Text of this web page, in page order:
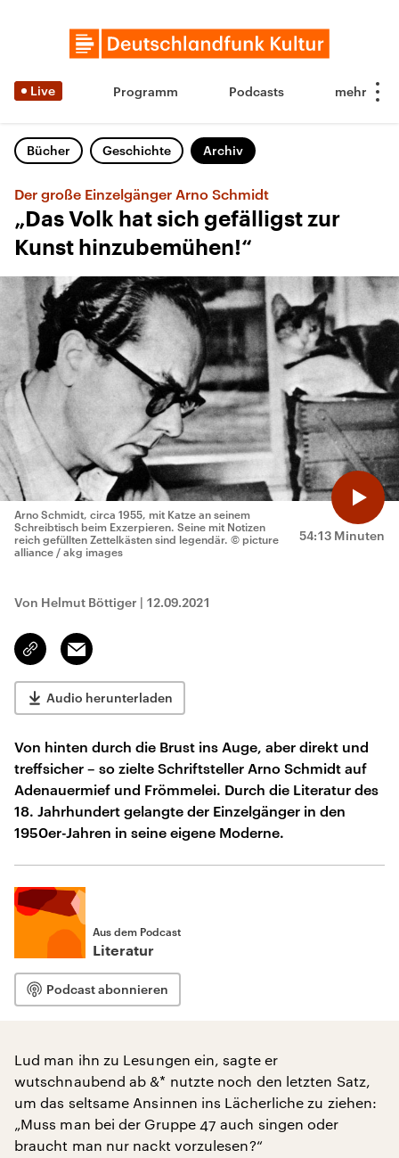
Live Programm Podcasts
Bücher Geschichte Archiv
Der große Einzelgänger Arno Schmidt
„Das Volk hat sich gefälligst zur
Kunst hinzubemühen!“
54:13 Minuten
Arno Schmidt, circa 1955, mit Katze an seinem
Schreibtisch beim Exzerpieren. Seine mit Notizen
reich gefüllten Zettelkästen sind legendär. © picture
alliance / akg images
Von Helmut Böttiger | 12.09.2021
Link
kopieren/teilen
Email
Audio herunterladen
Von hinten durch die Brust ins Auge, aber direkt und
treffsicher – so zielte Schriftsteller Arno Schmidt auf
Adenauermief und Frömmelei. Durch die Literatur des
18. Jahrhundert gelangte der Einzelgänger in den
1950er-Jahren in seine eigene Moderne.
Aus dem Podcast
Literatur
Podcast abonnieren
Lud man ihn zu Lesungen ein, sagte er
wutschnaubend ab &* nutzte noch den letzten Satz,
um das seltsame Ansinnen ins Lächerliche zu ziehen:
„Muss man bei der Gruppe 47 auch singen oder
braucht man nur nackt vorzulesen?“